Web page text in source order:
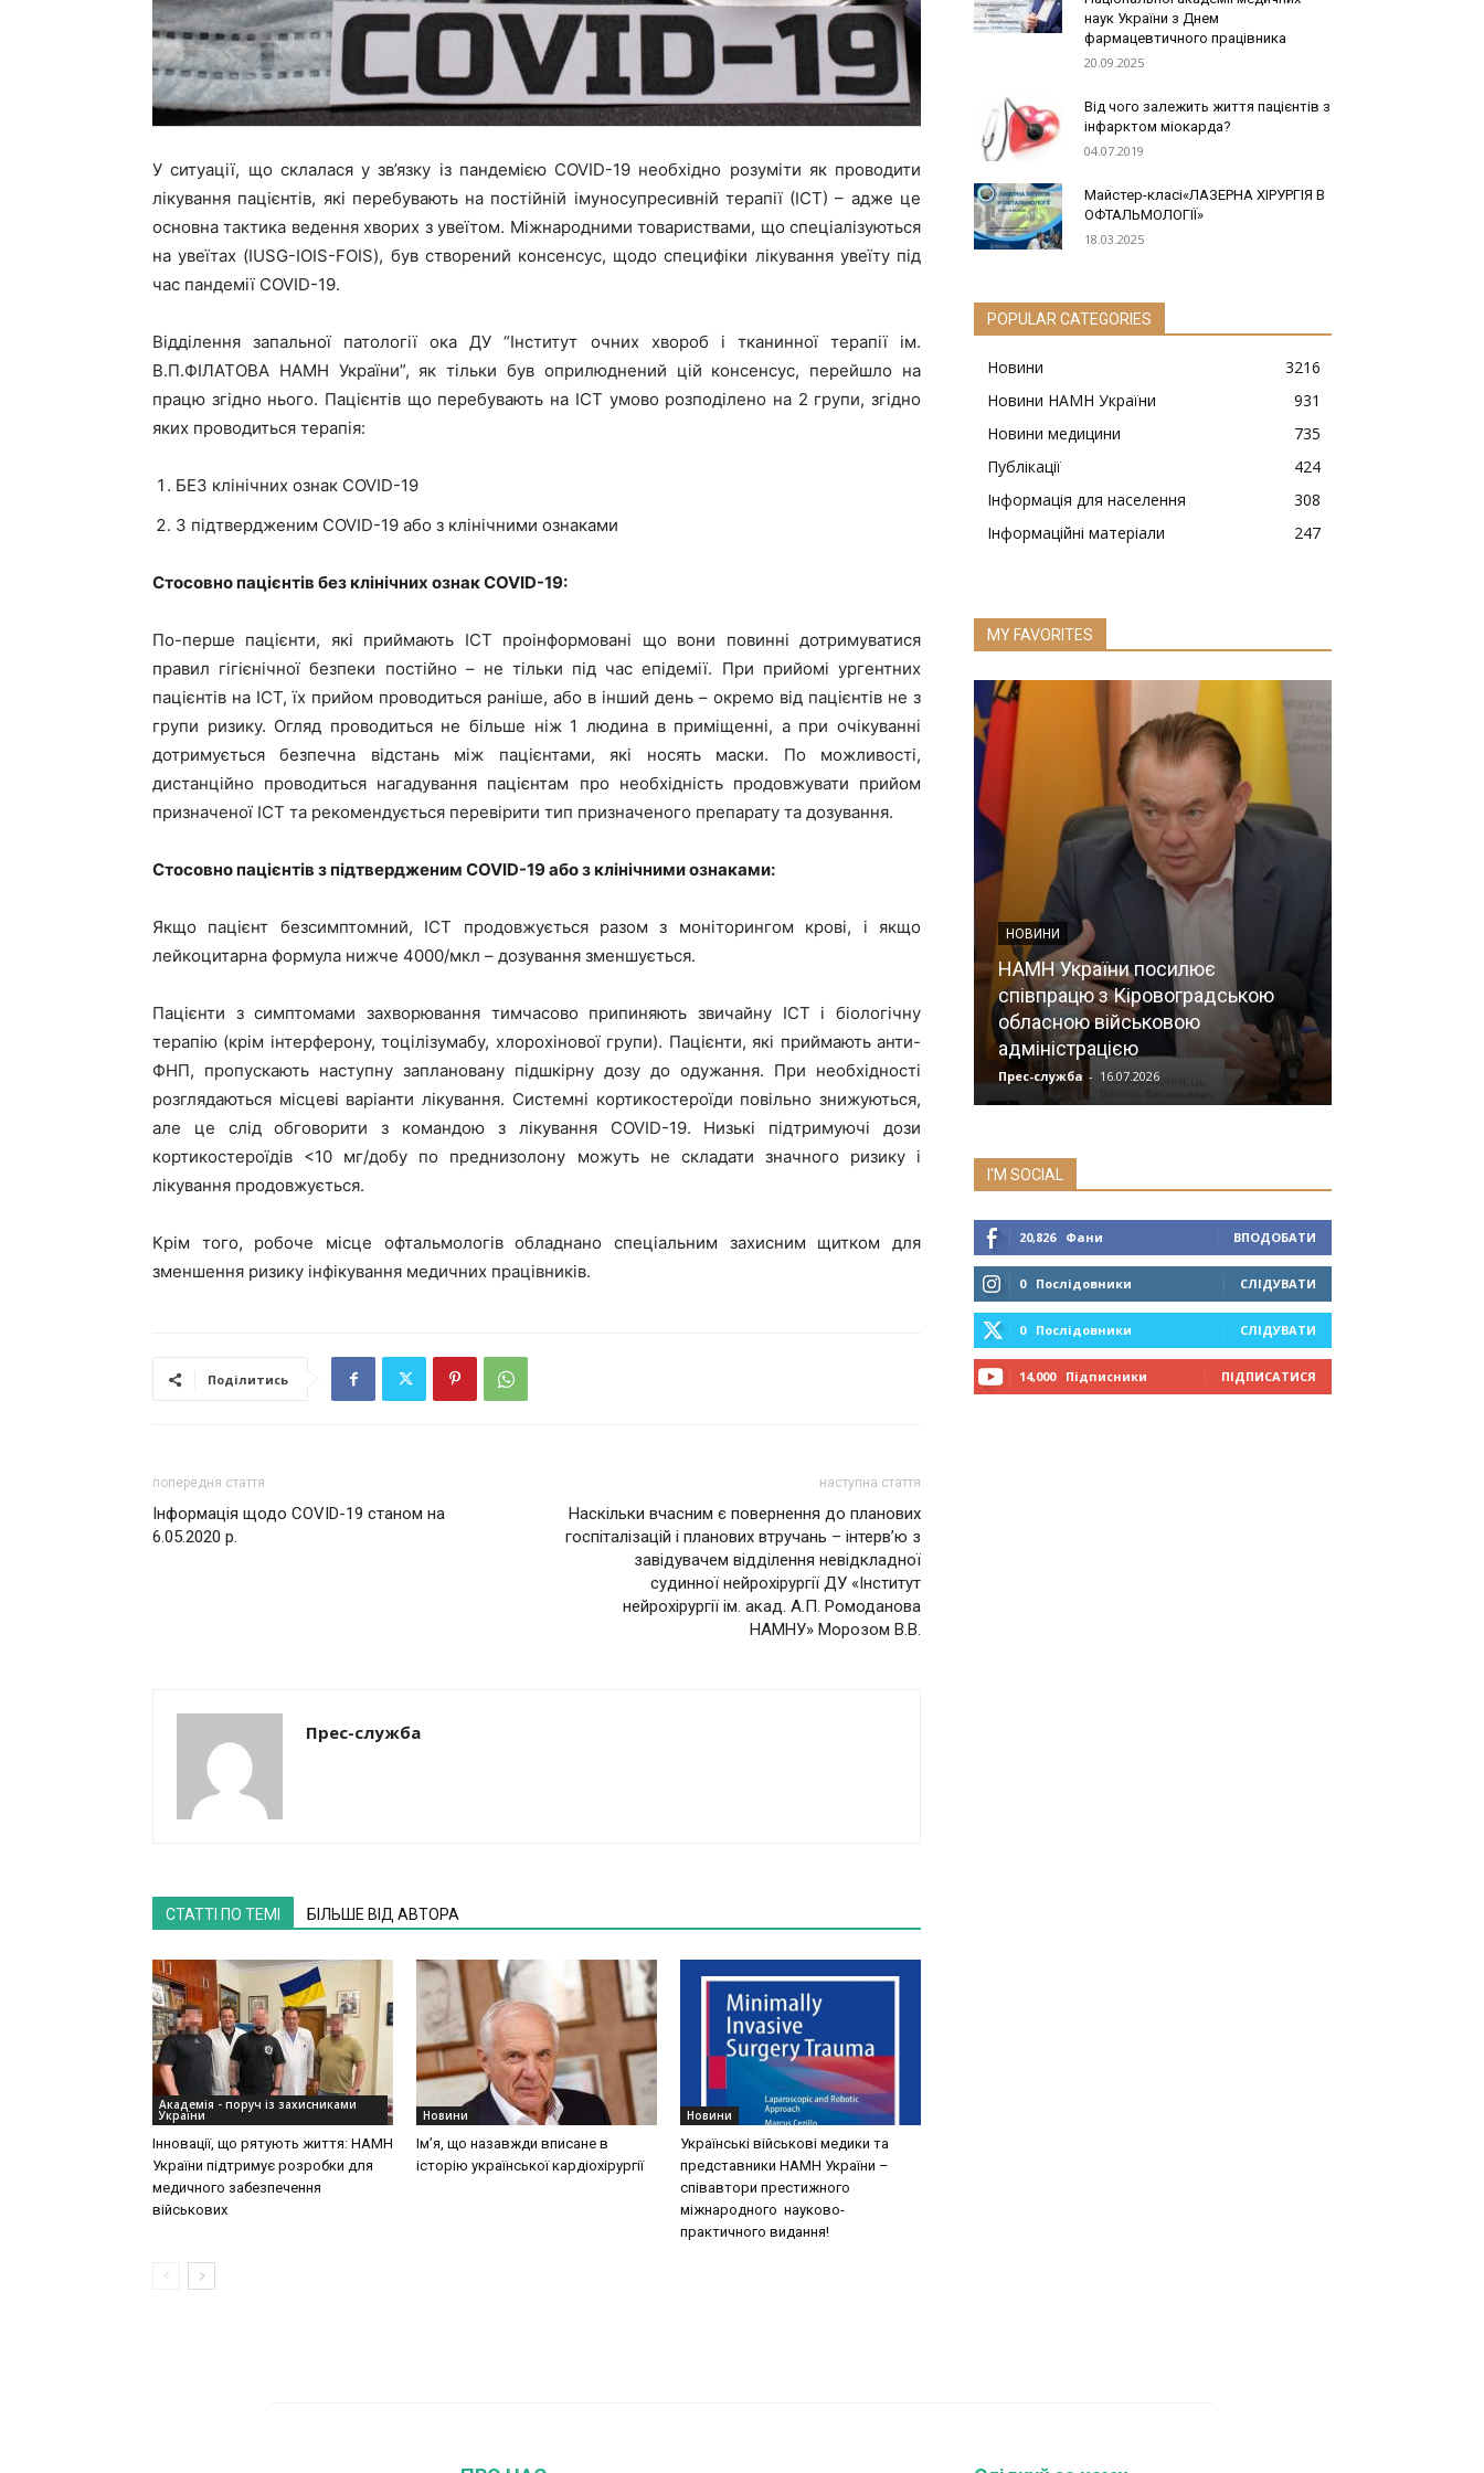
У ситуації, що склалася у зв’язку із пандемією COVID-19 необхідно розуміти як проводити
лікування пацієнтів, які перебувають на постійній імуносупресивній терапії (ІСТ) – адже це
основна тактика ведення хворих з увеїтом. Міжнародними товариствами, що спеціалізуються
на увеїтах (IUSG-IOIS-FOIS), був створений консенсус, щодо специфіки лікування увеїту під
час пандемії COVID-19.
Відділення запальної патології ока ДУ “Інститут очних хвороб і тканинної терапії ім.
В.П.ФІЛАТОВА НАМН України”, як тільки був оприлюднений цій консенсус, перейшло на
працю згідно нього. Пацієнтів що перебувають на ІСТ умово розподілено на 2 групи, згідно
яких проводиться терапія:
БЕЗ клінічних ознак COVID-19
З підтвердженим COVID-19 або з клінічними ознаками
Стосовно пацієнтів без клінічних ознак COVID-19:
По-перше пацієнти, які приймають ІСТ проінформовані що вони повинні дотримуватися
правил гігієнічної безпеки постійно – не тільки під час епідемії. При прийомі ургентних
пацієнтів на ІСТ, їх прийом проводиться раніше, або в інший день – окремо від пацієнтів не з
групи ризику. Огляд проводиться не більше ніж 1 людина в приміщенні, а при очікуванні
дотримується безпечна відстань між пацієнтами, які носять маски. По можливості,
дистанційно проводиться нагадування пацієнтам про необхідність продовжувати прийом
призначеної ІСТ та рекомендується перевірити тип призначеного препарату та дозування.
Стосовно пацієнтів з підтвердженим COVID-19 або з клінічними ознаками:
Якщо пацієнт безсимптомний, ІСТ продовжується разом з моніторингом крові, і якщо
лейкоцитарна формула нижче 4000/мкл – дозування зменшується.
Пацієнти з симптомами захворювання тимчасово припиняють звичайну ІСТ і біологічну
терапію (крім інтерферону, тоцілізумабу, хлорохінової групи). Пацієнти, які приймають анти-
ФНП, пропускають наступну заплановану підшкірну дозу до одужання. При необхідності
розглядаються місцеві варіанти лікування. Системні кортикостероїди повільно знижуються,
але це слід обговорити з командою з лікування COVID-19. Низькі підтримуючі дози
кортикостероїдів <10 мг/добу по преднизолону можуть не складати значного ризику і
лікування продовжується.
Крім того, робоче місце офтальмологів обладнано спеціальним захисним щитком для
зменшення ризику інфікування медичних працівників.
Поділитись
попередня стаття
Інформація щодо COVID-19 станом на
6.05.2020 р.
наступна стаття
Наскільки вчасним є повернення до планових
госпіталізацій і планових втручань – інтерв’ю з
завідувачем відділення невідкладної
судинної нейрохірургії ДУ «Інститут
нейрохірургії ім. акад. А.П. Ромоданова
НАМНУ» Морозом В.В.
Прес-служба
СТАТТІ ПО ТЕМІ БІЛЬШЕ ВІД АВТОРА
Академія - поруч із захисниками
України
Інновації, що рятують життя: НАМН
України підтримує розробки для
медичного забезпечення
військових
Новини
Ім’я, що назавжди вписане в
історію української кардіохірургії
Новини
Українські військові медики та
представники НАМН України –
співавтори престижного
міжнародного науково-
практичного видання!
наук України з Днем
фармацевтичного працівника
20.09.2025
Від чого залежить життя пацієнтів з
інфарктом міокарда?
04.07.2019
Майстер-класі«ЛАЗЕРНА ХІРУРГІЯ В
ОФТАЛЬМОЛОГІЇ»
18.03.2025
POPULAR CATEGORIES
Новини
3216
Новини НАМН України
931
Новини медицини
735
Публікації
424
Інформація для населення
308
Інформаційні матеріали
247
MY FAVORITES
НОВИНИ
НАМН України посилює
співпрацю з Кіровоградською
обласною військовою
адміністрацією
Прес-служба - 16.07.2026
I'M SOCIAL
20,826 Фани ВПОДОБАТИ
0 Послідовники СЛІДУВАТИ
0 Послідовники СЛІДУВАТИ
14,000 Підписники ПІДПИСАТИСЯ